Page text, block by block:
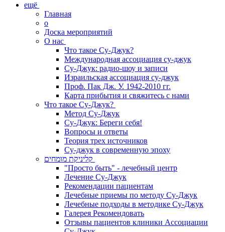
ещё
Главная
о
Доска мероприятий
О нас
Что такое Су-Джук?
Международная ассоциация су-джук
Су-Джук: радио-шоу и записи
Израильская ассоциация су-джук
Проф. Пак Дж. У. 1942-2010 гг.
Карта прибытия и свяжитесь с нами
Что такое Су-Джук?
Метод Су-Джук
Су-Джук: Береги себя!
Вопросы и ответы
Теория трех источников
Су-джук в современную эпоху
קליניקת מומחים
"Просто быть" - лечебный центр
Лечение Су-Джук
Рекомендации пациентам
Лечебные приемы по методу Су-Джук
Лечебные подходы в методике Су-Джук
Галерея Рекомендовать
Отзывы пациентов клиники Ассоциации